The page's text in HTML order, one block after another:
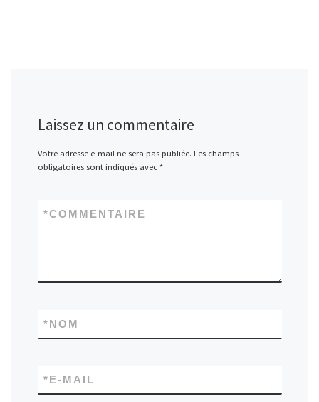
Laissez un commentaire
Votre adresse e-mail ne sera pas publiée. Les champs
obligatoires sont indiqués avec *
COMMENTAIRE
*
NOM
*
E-MAIL
*